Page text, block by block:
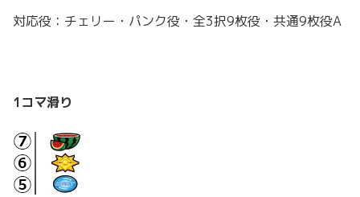
対応役：チェリー・パンク役・全3択9枚役・共通9枚役A
1コマ滑り